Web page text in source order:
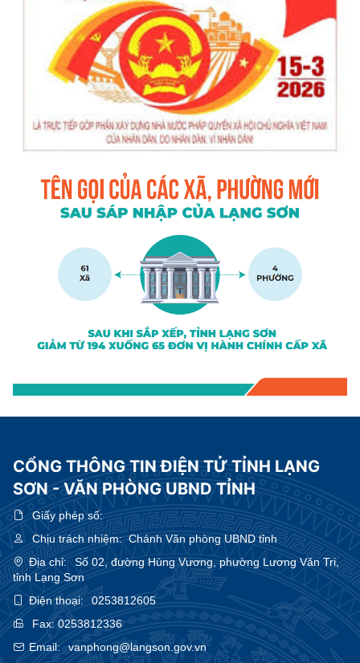
CỔNG THÔNG TIN ĐIỆN TỬ TỈNH LẠNG
SƠN - VĂN PHÒNG UBND TỈNH
Giấy phép số:
Chịu trách nhiệm:Chánh Văn phòng UBND tỉnh
Địa chỉ:
Số 02, đường Hùng Vương, phường Lương Văn Tri,
tỉnh Lạng Sơn
Điện thoại:
0253812605
Fax:0253812336
Email:
vanphong@langson.gov.vn